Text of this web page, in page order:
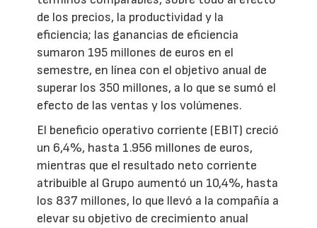
de los precios, la productividad y la
eficiencia; las ganancias de eficiencia
sumaron 195 millones de euros en el
semestre, en línea con el objetivo anual de
superar los 350 millones, a lo que se sumó el
efecto de las ventas y los volúmenes.
El beneficio operativo corriente (EBIT) creció
un 6,4%, hasta 1.956 millones de euros,
mientras que el resultado neto corriente
atribuible al Grupo aumentó un 10,4%, hasta
los 837 millones, lo que llevó a la compañía a
elevar su objetivo de crecimiento anual